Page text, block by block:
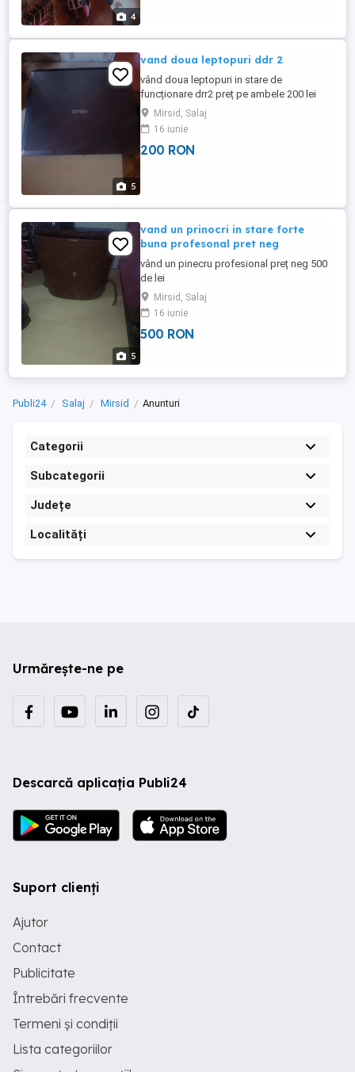
4
5
vand doua leptopuri ddr 2
vând doua leptopuri in stare de
funcționare drr2 preț pe ambele 200 lei
neg mențin că nu am la ele încărcător și la
asus nu are hard un rest merge
Mirsid, Salaj
16 iunie
200 RON
5
vand un prinocri in stare forte
buna profesonal pret neg
vând un pinecru profesional preț neg 500
de lei
Mirsid, Salaj
16 iunie
500 RON
Publi24 Salaj Mirsid Anunturi
Categorii
Subcategorii
Județe
Localități
Urmărește-ne pe
Descarcă aplicația Publi24
Suport clienți
Ajutor
Contact
Publicitate
Întrebări frecvente
Termeni și condiții
Lista categoriilor